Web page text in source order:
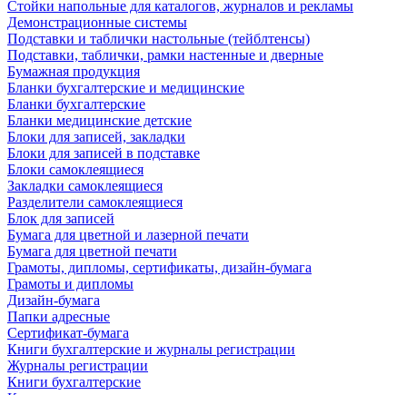
Стойки напольные для каталогов, журналов и рекламы
Демонстрационные системы
Подставки и таблички настольные (тейблтенсы)
Подставки, таблички, рамки настенные и дверные
Бумажная продукция
Бланки бухгалтерские и медицинские
Бланки бухгалтерские
Бланки медицинские детские
Блоки для записей, закладки
Блоки для записей в подставке
Блоки самоклеящиеся
Закладки самоклеящиеся
Разделители самоклеящиеся
Блок для записей
Бумага для цветной и лазерной печати
Бумага для цветной печати
Грамоты, дипломы, сертификаты, дизайн-бумага
Грамоты и дипломы
Дизайн-бумага
Папки адресные
Сертификат-бумага
Книги бухгалтерские и журналы регистрации
Журналы регистрации
Книги бухгалтерские